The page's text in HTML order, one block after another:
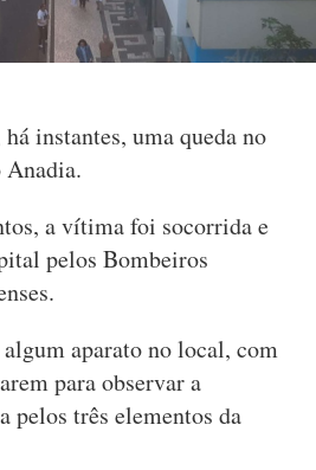
instantes, uma queda no
a vítima foi socorrida e
pelos Bombeiros
aparato no local, com
para observar a
pelos três elementos da